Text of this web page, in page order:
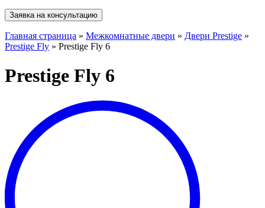
Заявка на консультацию
Главная страница » Межкомнатные двери » Двери Prestige »
Prestige Fly » Prestige Fly 6
Prestige Fly 6